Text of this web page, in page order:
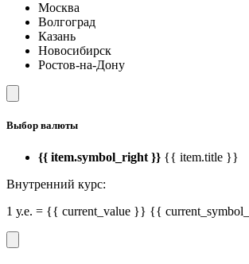
Москва
Волгоград
Казань
Новосибирск
Ростов-на-Дону
Выбор валюты
{{ item.symbol_right }} {{ item.title }}
Внутренний курс:
1 у.е. = {{ current_value }} {{